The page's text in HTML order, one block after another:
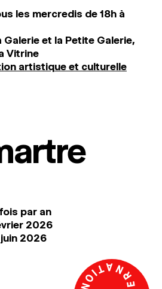
les mercredis de 18h à
et la Petite Galerie,
Vitrine
artistique et culturelle
par an
2026
juin 2026